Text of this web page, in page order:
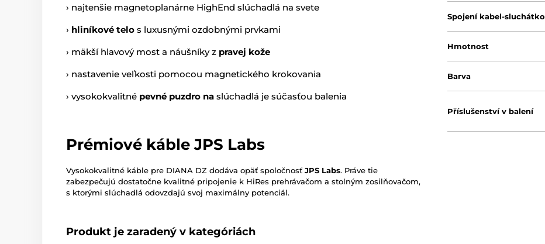
› najtenšie magnetoplanárne HighEnd slúchadlá na svete
› hliníkové telo s luxusnými ozdobnými prvkami
› mäkší hlavový most a náušníky z pravej kože
› nastavenie veľkosti pomocou magnetického krokovania
› vysokokvalitné pevné puzdro na slúchadlá je súčasťou balenia
Prémiové káble JPS Labs
Vysokokvalitné káble pre DIANA DZ dodáva opäť spoločnosť JPS Labs. Práve tie
zabezpečujú dostatočne kvalitné pripojenie k HiRes prehrávačom a stolným zosilňovačom,
s ktorými slúchadlá odovzdajú svoj maximálny potenciál.
Produkt je zaradený v kategóriách
Spojení kabel-sluchátko
Hmotnost
Barva
Příslušenství v balení